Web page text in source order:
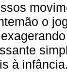
o
à